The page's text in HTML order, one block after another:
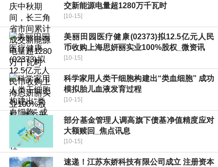
交新能源电量超1280万千瓦时
[10-15]
美丽田园医疗健康(02373)拟12.5亿元人民
币收购上海思妍丽实业100%股权_微资讯
[10-15]
科学家用人类干细胞构建出“类血细胞” 成功
模拟胎儿血液发育过程
[10-15]
部分基金管理人调高旗下债基净值精度应对
大额赎回_焦点讯息
[10-15]
速递！江苏东娇科技有限公司成立 注册资本